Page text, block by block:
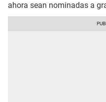
ahora sean nominadas a